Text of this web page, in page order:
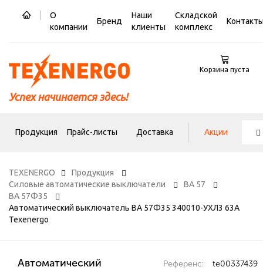
О
компании
Бренд
Наши
клиенты
Складской
комплекс
Успех начинается здесь!
Корзина пуста
Продукция Прайс-листы Доставка Акции
TEXENERGO
Продукция
Силовые автоматические выключатели
ВА 57
ВА 57Ф35
Автоматический выключатель ВА 57Ф35 340010-УХЛ3 63А
Texenergo
Автоматический
Референс: te00337439